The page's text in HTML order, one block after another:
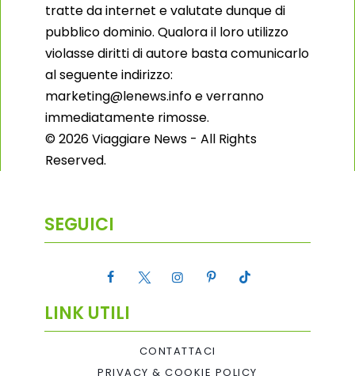
tratte da internet e valutate dunque di
pubblico dominio. Qualora il loro utilizzo
violasse diritti di autore basta comunicarlo
al seguente indirizzo:
marketing@lenews.info e verranno
immediatamente rimosse.
© 2026 Viaggiare News - All Rights
Reserved.
SEGUICI
LINK UTILI
CONTATTACI
PRIVACY & COOKIE POLICY